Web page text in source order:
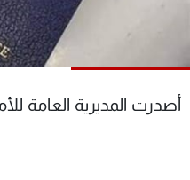
أصدرت المديرية العامة